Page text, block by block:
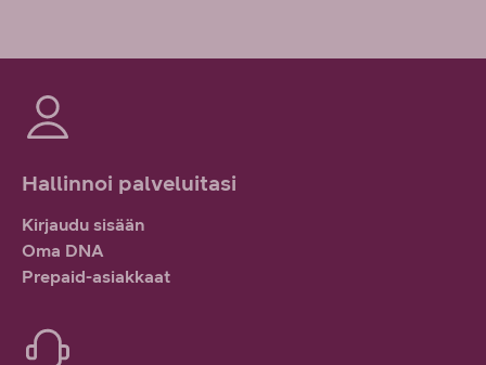
Hallinnoi palveluitasi
Kirjaudu sisään
Oma DNA
Prepaid-asiakkaat